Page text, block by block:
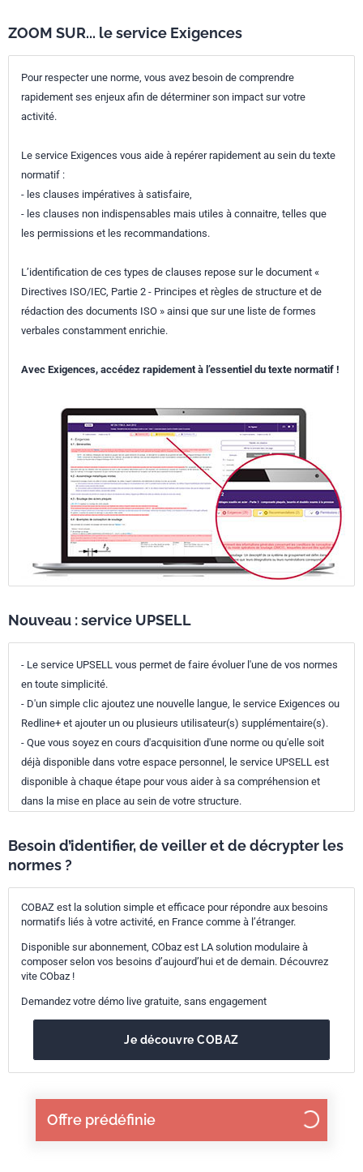
Offre prédéfinie
ZOOM SUR... le service Exigences
Pour respecter une norme, vous avez besoin de comprendre
rapidement ses enjeux afin de déterminer son impact sur votre
activité.
Le service Exigences vous aide à repérer rapidement au sein du texte
normatif :
- les clauses impératives à satisfaire,
- les clauses non indispensables mais utiles à connaitre, telles que
les permissions et les recommandations.
L’identification de ces types de clauses repose sur le document «
Directives ISO/IEC, Partie 2 - Principes et règles de structure et de
rédaction des documents ISO » ainsi que sur une liste de formes
verbales constamment enrichie.
Avec Exigences, accédez rapidement à l’essentiel du texte normatif !
Nouveau : service UPSELL
- Le service UPSELL vous permet de faire évoluer l'une de vos normes
en toute simplicité.
- D'un simple clic ajoutez une nouvelle langue, le service Exigences ou
Redline+ et ajouter un ou plusieurs utilisateur(s) supplémentaire(s).
- Que vous soyez en cours d'acquisition d'une norme ou qu'elle soit
déjà disponible dans votre espace personnel, le service UPSELL est
disponible à chaque étape pour vous aider à sa compréhension et
dans la mise en place au sein de votre structure.
Besoin d’identifier, de veiller et de décrypter les
normes ?
COBAZ est la solution simple et efficace pour répondre aux besoins
normatifs liés à votre activité, en France comme à l’étranger.
Disponible sur abonnement, CObaz est LA solution modulaire à
composer selon vos besoins d’aujourd’hui et de demain. Découvrez
vite CObaz !
Demandez votre démo live gratuite, sans engagement
Je découvre COBAZ